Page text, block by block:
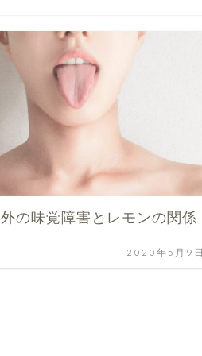
の味覚障害とレモンの関係
2020年5月9